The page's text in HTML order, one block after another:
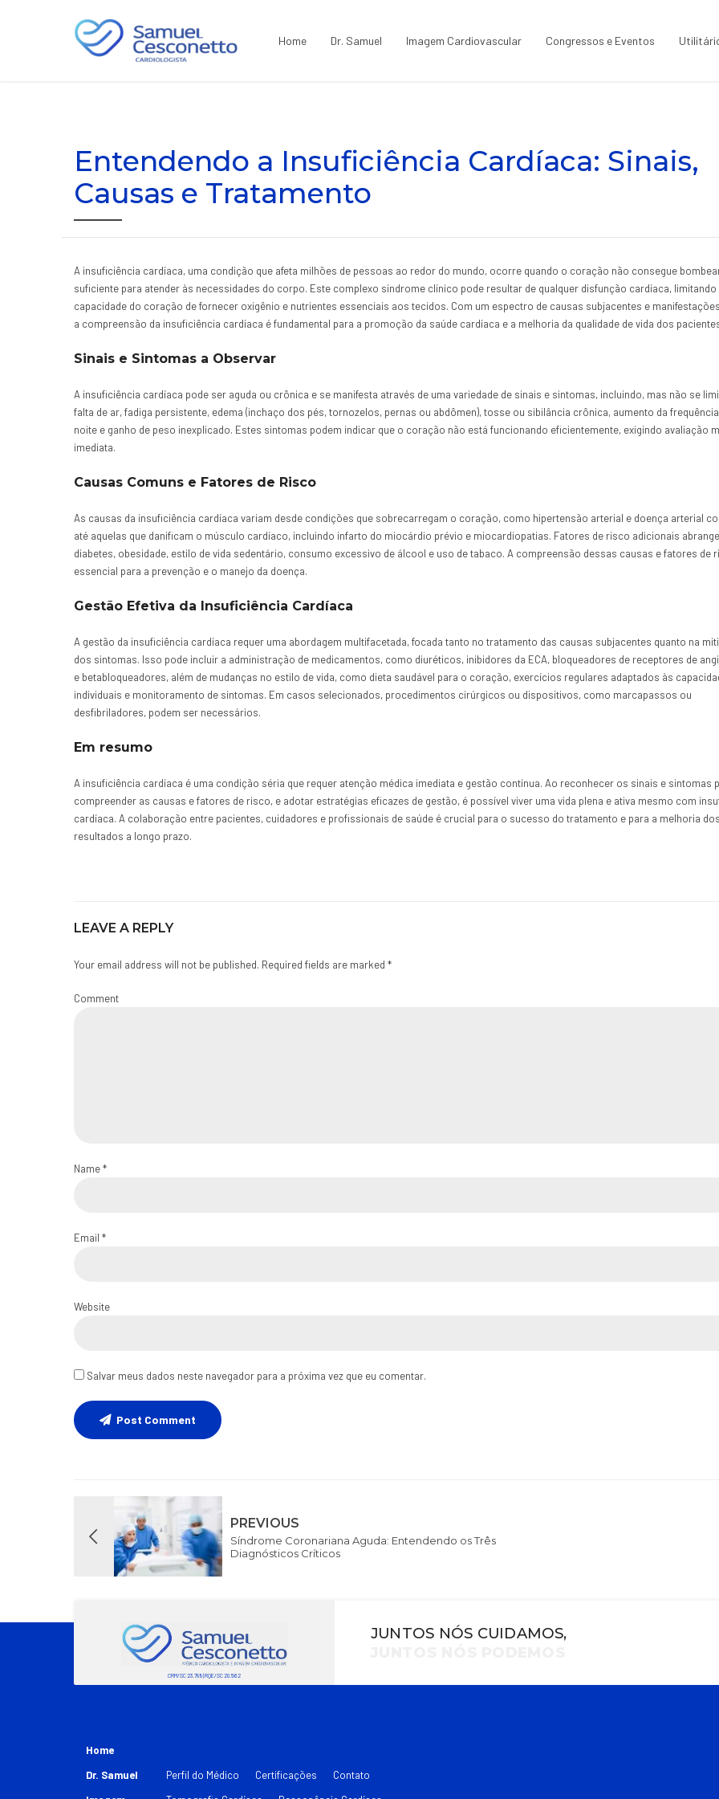
Home Dr. Samuel Imagem Cardiovascular Congressos e Eventos
Entendendo a Insuficiência Cardíaca: Sinais,
Causas e Tratamento
A insuficiência cardíaca, uma condição que afeta milhões de pessoas ao redor do mundo, ocorre quando o coração não consegue
suficiente para atender às necessidades do corpo. Este complexo síndrome clínico pode resultar de qualquer disfunção cardíaca, limitando
capacidade do coração de fornecer oxigênio e nutrientes essenciais aos tecidos. Com um espectro de causas subjacentes e
a compreensão da insuficiência cardíaca é fundamental para a promoção da saúde cardíaca e a melhoria da qualidade de vida dos
Sinais e Sintomas a Observar
A insuficiência cardíaca pode ser aguda ou crônica e se manifesta através de uma variedade de sinais e sintomas, incluindo, mas não se
falta de ar, fadiga persistente, edema (inchaço dos pés, tornozelos, pernas ou abdômen), tosse ou sibilância crônica, aumento da
noite e ganho de peso inexplicado. Estes sintomas podem indicar que o coração não está funcionando eficientemente, exigindo avaliação
imediata.
Causas Comuns e Fatores de Risco
As causas da insuficiência cardíaca variam desde condições que sobrecarregam o coração, como hipertensão arterial e doença arterial
até aquelas que danificam o músculo cardíaco, incluindo infarto do miocárdio prévio e miocardiopatias. Fatores de risco adicionais
diabetes, obesidade, estilo de vida sedentário, consumo excessivo de álcool e uso de tabaco. A compreensão dessas causas e fatores de
essencial para a prevenção e o manejo da doença.
Gestão Efetiva da Insuficiência Cardíaca
A gestão da insuficiência cardíaca requer uma abordagem multifacetada, focada tanto no tratamento das causas subjacentes quanto na
dos sintomas. Isso pode incluir a administração de medicamentos, como diuréticos, inibidores da ECA, bloqueadores de receptores de
e betabloqueadores, além de mudanças no estilo de vida, como dieta saudável para o coração, exercícios regulares adaptados às
individuais e monitoramento de sintomas. Em casos selecionados, procedimentos cirúrgicos ou dispositivos, como marcapassos ou
desfibriladores, podem ser necessários.
Em resumo
A insuficiência cardíaca é uma condição séria que requer atenção médica imediata e gestão contínua. Ao reconhecer os sinais e sintomas
compreender as causas e fatores de risco, e adotar estratégias eficazes de gestão, é possível viver uma vida plena e ativa mesmo com
cardíaca. A colaboração entre pacientes, cuidadores e profissionais de saúde é crucial para o sucesso do tratamento e para a melhoria dos
resultados a longo prazo.
LEAVE A REPLY
Your email address will not be published. Required fields are marked *
Comment
Name *
Email *
Website
Salvar meus dados neste navegador para a próxima vez que eu comentar.
Post Comment
PREVIOUS
Síndrome Coronariana Aguda: Entendendo os Três
Diagnósticos Críticos
CRM/SC 23.789 | RQE/SC 20.562
JUNTOS NÓS CUIDAMOS,
Home
Dr. Samuel
Perfil do Médico Certificações
Contato